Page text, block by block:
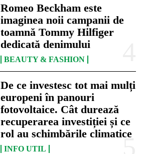
Romeo Beckham este
imaginea noii campanii de
toamnă Tommy Hilfiger
dedicată denimului
BEAUTY & FASHION
De ce investesc tot mai mulți
europeni în panouri
fotovoltaice. Cât durează
recuperarea investiției și ce
rol au schimbările climatice
INFO UTIL